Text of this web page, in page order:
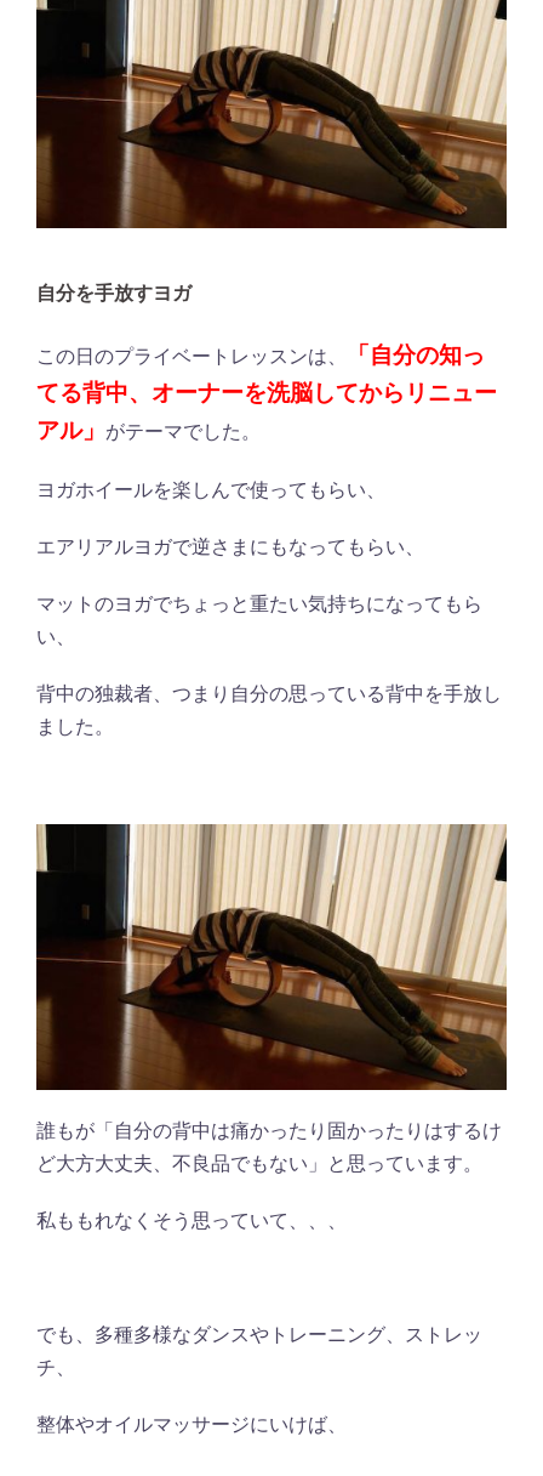
自分を手放すヨガ
この日のプライベートレッスンは、
「自分の知っ
てる背中、オーナーを洗脳してからリニュー
アル」 がテーマでした。
ヨガホイールを楽しんで使ってもらい、
エアリアルヨガで逆さまにもなってもらい、
マットのヨガでちょっと重たい気持ちになってもら
い、
背中の独裁者、つまり自分の思っている背中を手放し
ました。
誰もが「自分の背中は痛かったり固かったりはするけ
ど大方大丈夫、不良品でもない」と思っています。
私ももれなくそう思っていて、、、
でも、多種多様なダンスやトレーニング、ストレッ
チ、
整体やオイルマッサージにいけば、